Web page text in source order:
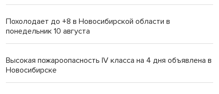
Похолодает до +8 в Новосибирской области в
понедельник 10 августа
Высокая пожароопасность IV класса на 4 дня объявлена в
Новосибирске